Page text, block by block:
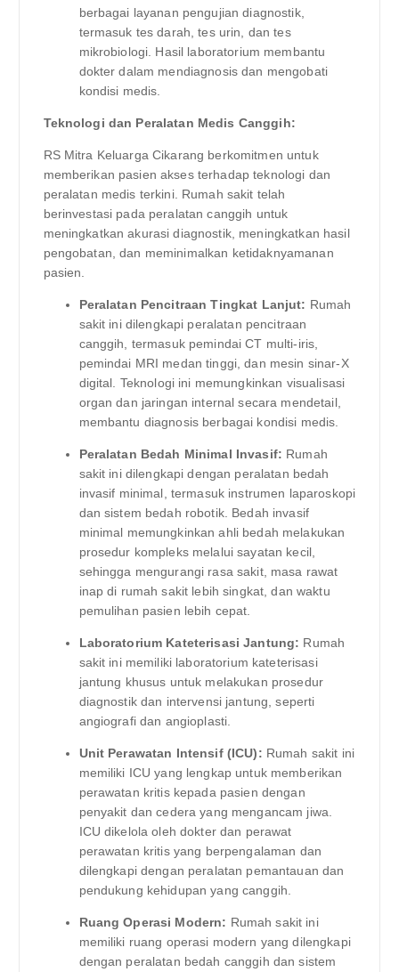
berbagai layanan pengujian diagnostik,
termasuk tes darah, tes urin, dan tes
mikrobiologi. Hasil laboratorium membantu
dokter dalam mendiagnosis dan mengobati
kondisi medis.
Teknologi dan Peralatan Medis Canggih:
RS Mitra Keluarga Cikarang berkomitmen untuk
memberikan pasien akses terhadap teknologi dan
peralatan medis terkini. Rumah sakit telah
berinvestasi pada peralatan canggih untuk
meningkatkan akurasi diagnostik, meningkatkan hasil
pengobatan, dan meminimalkan ketidaknyamanan
pasien.
Peralatan Pencitraan Tingkat Lanjut: Rumah
sakit ini dilengkapi peralatan pencitraan
canggih, termasuk pemindai CT multi-iris,
pemindai MRI medan tinggi, dan mesin sinar-X
digital. Teknologi ini memungkinkan visualisasi
organ dan jaringan internal secara mendetail,
membantu diagnosis berbagai kondisi medis.
Peralatan Bedah Minimal Invasif: Rumah
sakit ini dilengkapi dengan peralatan bedah
invasif minimal, termasuk instrumen laparoskopi
dan sistem bedah robotik. Bedah invasif
minimal memungkinkan ahli bedah melakukan
prosedur kompleks melalui sayatan kecil,
sehingga mengurangi rasa sakit, masa rawat
inap di rumah sakit lebih singkat, dan waktu
pemulihan pasien lebih cepat.
Laboratorium Kateterisasi Jantung: Rumah
sakit ini memiliki laboratorium kateterisasi
jantung khusus untuk melakukan prosedur
diagnostik dan intervensi jantung, seperti
angiografi dan angioplasti.
Unit Perawatan Intensif (ICU): Rumah sakit ini
memiliki ICU yang lengkap untuk memberikan
perawatan kritis kepada pasien dengan
penyakit dan cedera yang mengancam jiwa.
ICU dikelola oleh dokter dan perawat
perawatan kritis yang berpengalaman dan
dilengkapi dengan peralatan pemantauan dan
pendukung kehidupan yang canggih.
Ruang Operasi Modern: Rumah sakit ini
memiliki ruang operasi modern yang dilengkapi
dengan peralatan bedah canggih dan sistem